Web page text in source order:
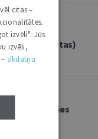
(2 amata vietas)
pievienoties
izstrādes
citas –
izvēli". Jūs
izvēli,
sīkdatņu